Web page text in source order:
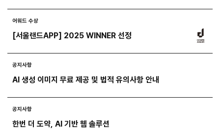
어워드 수상
[서울랜드APP] 2025 WINNER 선정
공지사항
AI 생성 이미지 무료 제공 및 법적 유의사항 안내
공지사항
한번 더 도약, AI 기반 웹 솔루션
들어갈 메시지 영역
확인